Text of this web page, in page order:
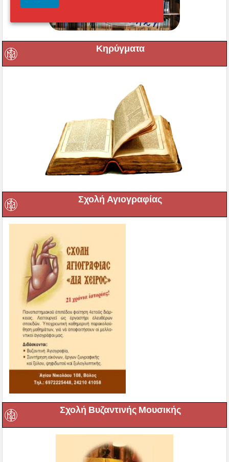
Κηρύγματα
Σχολή Αγιογραφίας
Σχολή Βυζαντινής Μουσικής